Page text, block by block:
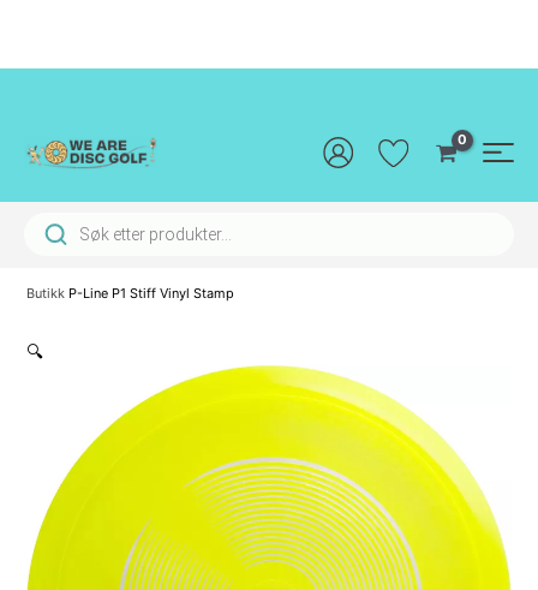
innholdet
Products search
Butikk P-Line P1 Stiff Vinyl Stamp
🔍